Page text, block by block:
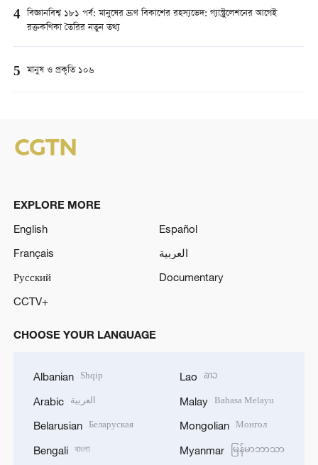
4 বিজ্ঞানবিশ্ব ১৮১ পর্ব: মানুষের ভ্রূণ বিকাশের রহস্যভেদ: গ্যাস্ট্রুলেশনের আগেই
রক্তকণিকা তৈরির নতুন তথ্য
5 মানুষ ও প্রকৃতি ১০৬
EXPLORE MORE
English
Español
Français
العربية
Русский
Documentary
CCTV+
CHOOSE YOUR LANGUAGE
Albanian Shqip
Arabic العربية
Belarusian Беларуская
Bengali বাংলা
Lao ລາວ
Malay Bahasa Melayu
Mongolian Монгол
Myanmar မြန်မာဘာသာ